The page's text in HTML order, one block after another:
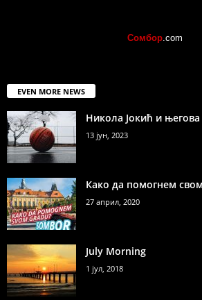
Сомбор .com
EVEN MORE NEWS
Никола Јокић и
13 јун, 2023
Како да помогнем
27 април, 2020
July Morning
1 јул, 2018